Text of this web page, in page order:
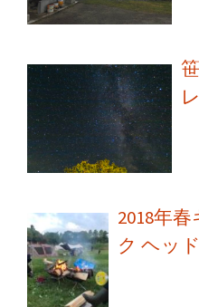
2018年
ク ヘッ